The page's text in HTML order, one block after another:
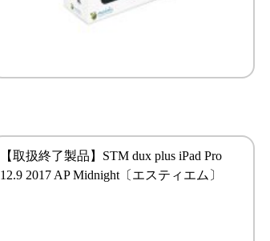
【取扱終了製品】STM dux plus iPad Pro
12.9 2017 AP Midnight〔エスティエム〕